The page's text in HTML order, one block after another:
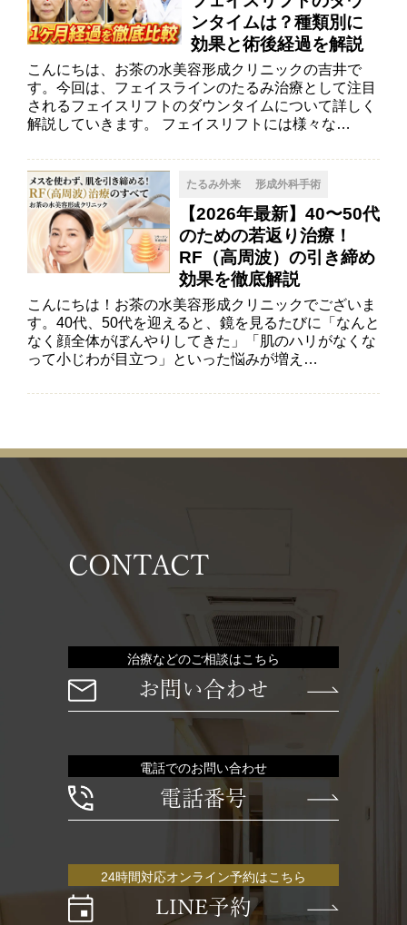
ンタイムは？種類別に
効果と術後経過を解説
こんにちは、お茶の水美容形成クリニックの吉井で
す。今回は、フェイスラインのたるみ治療として注目
されるフェイスリフトのダウンタイムについて詳しく
解説していきます。 フェイスリフトには様々な…
たるみ外来 形成外科手術
【2026年最新】40〜50代
のための若返り治療！
RF（高周波）の引き締め
効果を徹底解説
こんにちは！お茶の水美容形成クリニックでございま
す。40代、50代を迎えると、鏡を見るたびに「なんと
なく顔全体がぼんやりしてきた」「肌のハリがなくな
って小じわが目立つ」といった悩みが増え…
CONTACT
治療などのご相談はこちら
お問い合わせ
電話でのお問い合わせ
電話番号
24時間対応オンライン予約はこちら
LINE予約